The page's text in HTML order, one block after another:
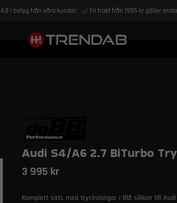
4,8 i betyg från våra kunder Fri frakt från 1995 kr gäller
Audi S4/A6 2.7 BiTurbo
3 995 kr
Komplett sats med tryckslangar i Blå silikon till